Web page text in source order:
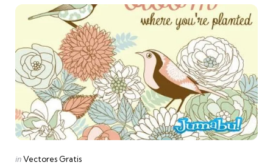
Categories
Posted
inVectores Gratis